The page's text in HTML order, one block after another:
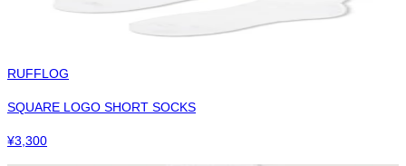
RUFFLOG
SQUARE LOGO SHORT SOCKS
¥3,300